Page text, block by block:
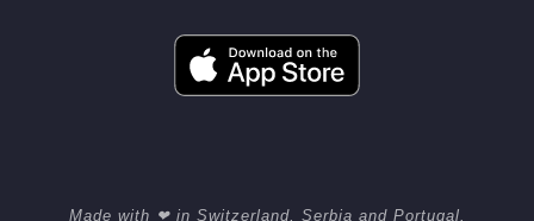
Made with ❤ in Switzerland, Serbia and Portugal.